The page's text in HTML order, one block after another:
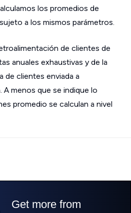
los promedios de
a los mismos parámetros.
de clientes de
anuales exhaustivas y de la
de clientes enviada a
menos que se indique lo
promedio se calculan a nivel